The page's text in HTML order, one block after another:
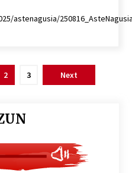
astenagusia/
2 3 Next